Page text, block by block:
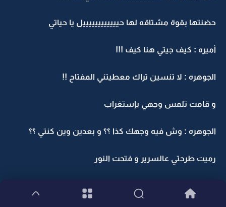
حضنتها بقوة مشتاقه لها حييييييييييييل يا حياتي
أميره : كيف جيتي هنا كيف !!!
الجوهره : لا تنسين تراك معطيتني المفتاح !!
و قامت تلمس وجهي بإستغراب
الجوهره : وش فيه وجهك كذا ؟؟ و بعدين وين كنتي ؟؟
رميت طرحتي عالسرير و فتحت النور